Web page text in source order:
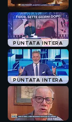
PUNTATA INTERA
PUNTATA INTERA